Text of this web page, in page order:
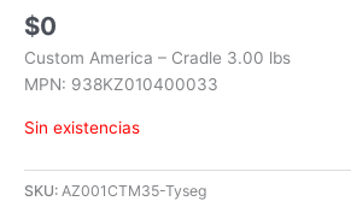
$0
Custom America – Cradle 3.00 lbs
MPN: 938KZ010400033
Sin existencias
SKU: AZ001CTM35-Tyseg